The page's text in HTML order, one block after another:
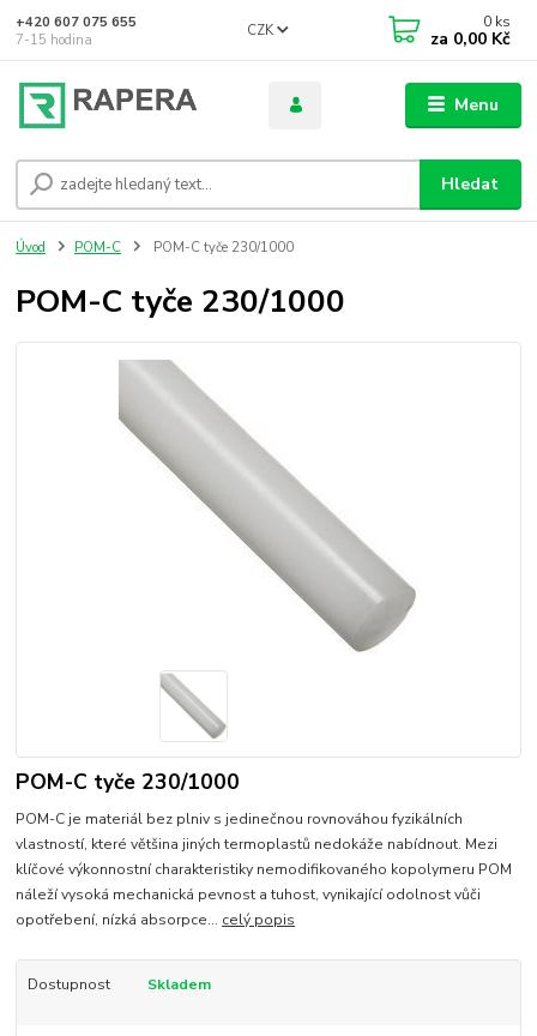
Menu
CZK
Hledat
+420 607 075 655
7-15 hodina
0 ks
za 0,00 Kč
Úvod POM-C POM-C tyče 230/1000
POM-C tyče 230/1000
POM-C tyče 230/1000
POM-C je materiál bez plniv s jedinečnou rovnováhou fyzikálních
vlastností, které většina jiných termoplastů nedokáže nabídnout. Mezi
klíčové výkonnostní charakteristiky nemodifikovaného kopolymeru POM
náleží vysoká mechanická pevnost a tuhost, vynikající odolnost vůči
opotřebení, nízká absorpce... celý popis
Dostupnost Skladem